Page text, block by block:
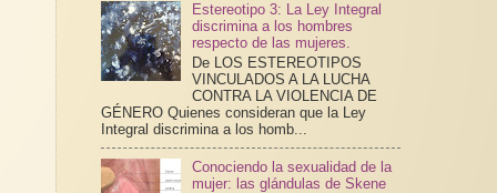
Estereotipo 3: La Ley Integral
discrimina a los hombres
respecto de las mujeres.
De LOS ESTEREOTIPOS
VINCULADOS A LA LUCHA
CONTRA LA VIOLENCIA DE
GÉNERO Quienes consideran que la Ley
Integral discrimina a los homb...
Conociendo la sexualidad de la
mujer: las glándulas de Skene